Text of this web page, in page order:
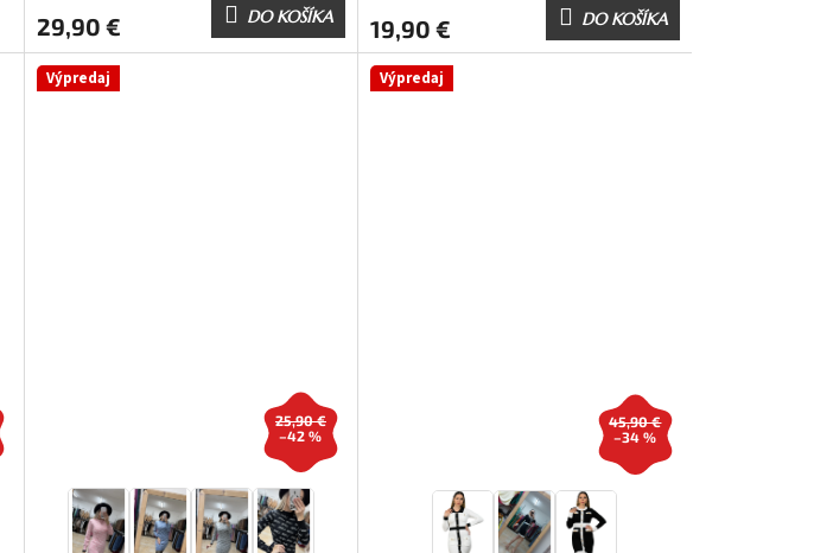
29,90 € DO KOŠÍKA 19,90 € DO KOŠÍKA
Výpredaj
25,90 €
–42 %
Výpredaj
45,90 €
–34 %